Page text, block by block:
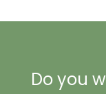
Do you